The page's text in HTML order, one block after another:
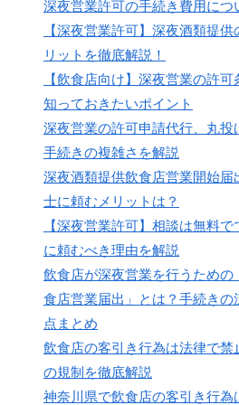
深夜営業許可の手続き費用につ
【深夜営業許可】深夜酒類提
リットを徹底解説！
【飲食店向け】深夜営業の許可
知っておきたいポイント
深夜営業の許可申請代行、丸投
手続きの複雑さを解説
深夜酒類提供飲食店営業開始届
士に頼むメリットは？
【深夜営業許可】相談は無料
に頼むべき理由を解説
飲食店が深夜営業を行うための
食店営業届出」とは？手続きの
点まとめ
飲食店の客引き行為は法律で禁
の規制を徹底解説
神奈川県で飲食店の客引き行為